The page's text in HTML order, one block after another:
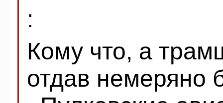
:
Кому что, а
отдав немеряно